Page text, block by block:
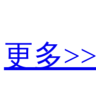
更多>>